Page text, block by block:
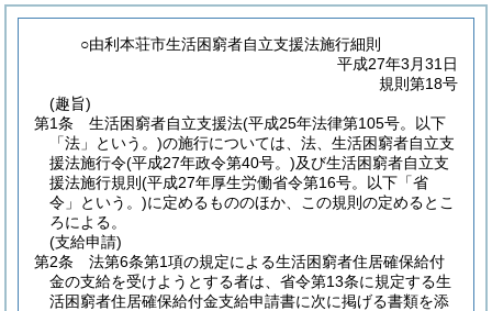
○由利本荘市生活困窮者自立支援法施行細則
平成27年3月31日
規則第18号
(趣旨)
第1条
生活困窮者自立支援法(平成25年法律第105号。以下
「法」という。)の施行については、法、生活困窮者自立支
援法施行令(平成27年政令第40号。)及び生活困窮者自立支
援法施行規則 (平成27年厚生労働省令第16号。以下「省
令」という。)に定めるもののほか、この規則の定めるとこ
ろによる。
(支給申請)
第2条
法第6条第1項の規定による生活困窮者住居確保給付
金の支給を受けようとする者は、省令第13条に規定する生
活困窮者住居確保給付金支給申請書に次に掲げる書類を添